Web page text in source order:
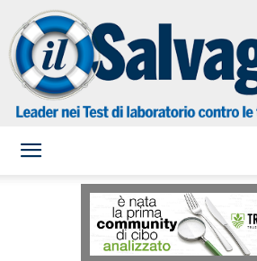
Salvagente